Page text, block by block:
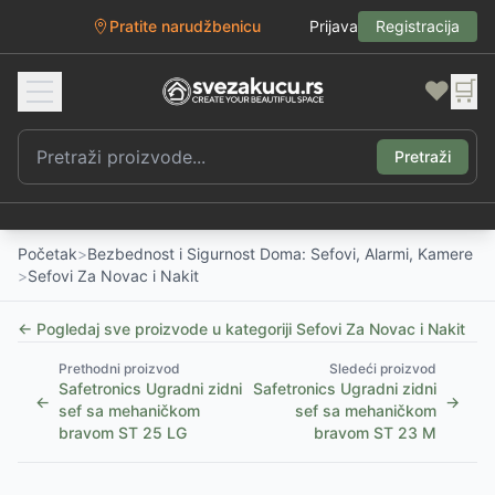
Pratite narudžbenicu Prijava Registracija
❤️ 🛒
Pretraži
Početak>Bezbednost i Sigurnost Doma: Sefovi, Alarmi, Kamere
>Sefovi Za Novac i Nakit
← Pogledaj sve proizvode u kategoriji Sefovi Za Novac i Nakit
←
Prethodni proizvod
Safetronics Ugradni zidni
sef sa mehaničkom
bravom ST 25 LG
Sledeći proizvod
Safetronics Ugradni zidni
sef sa mehaničkom
bravom ST 23 M
→